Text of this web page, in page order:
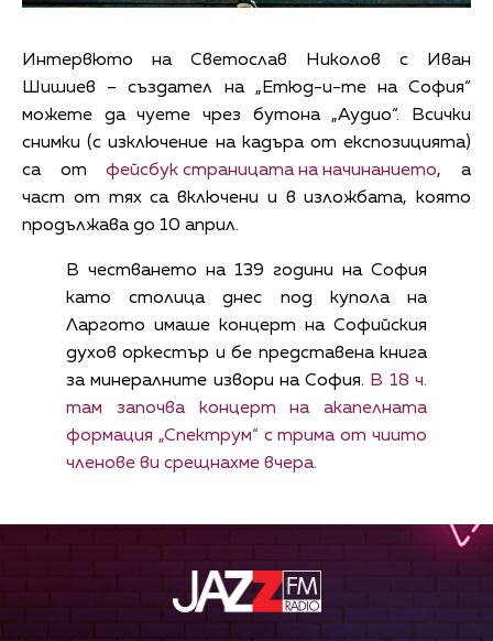
Интервюто на Светослав Николов с Иван
Шишиев – създател на „Етюд-и-те на София“
можете да чуете чрез бутона „Аудио“. Всички
снимки (с изключение на кадъра от експозицията)
са отфейсбук страницата на начинанието, а
част от тях са включени и в изложбата, която
продължава до 10 април.
В честването на 139 години на София
като столица днес под купола на
Ларгото имаше концерт на Софийския
духов оркестър и бе представена книга
за минералните извори на София. В 18 ч.
там започва концерт на акапелната
формация „Спектрум“ с трима от чиито
членове ви срещнахме вчера.